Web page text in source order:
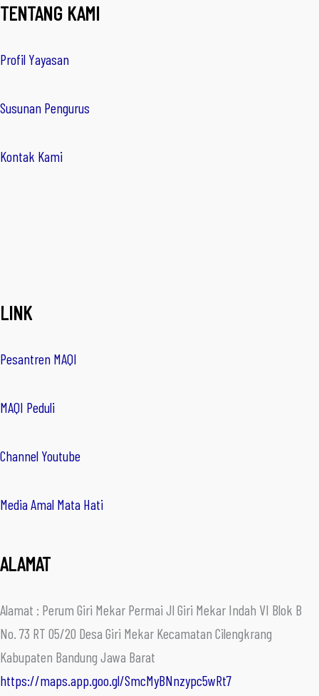
TENTANG KAMI
Profil Yayasan
Susunan Pengurus
Kontak Kami
LINK
Pesantren MAQI
MAQI Peduli
Channel Youtube
Media Amal Mata Hati
ALAMAT
Alamat : Perum Giri Mekar Permai Jl Giri Mekar Indah VI Blok B
No. 73 RT 05/20 Desa Giri Mekar Kecamatan Cilengkrang
Kabupaten Bandung Jawa Barat
https://maps.app.goo.gl/SmcMyBNnzypc5wRt7